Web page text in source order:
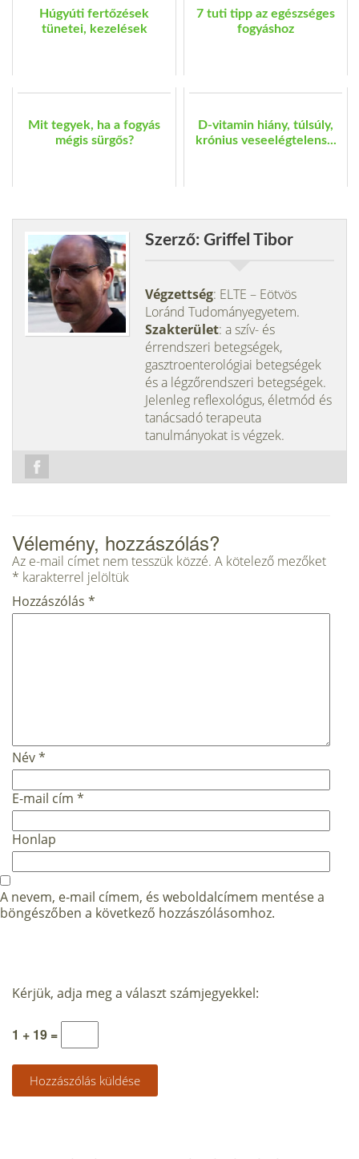
Húgyúti fertőzések
tünetei, kezelések
7 tuti tipp az egészséges
fogyáshoz
Mit tegyek, ha a fogyás
mégis sürgős?
D-vitamin hiány, túlsúly,
krónius veseelégtelens...
Szerző: Griffel Tibor
Végzettség: ELTE – Eötvös
Loránd Tudományegyetem.
Szakterület: a szív- és
érrendszeri betegségek,
gasztroenterológiai betegségek
és a légzőrendszeri betegségek.
Jelenleg reflexológus, életmód és
tanácsadó terapeuta
tanulmányokat is végzek.
Vélemény, hozzászólás?
Az e-mail címet nem tesszük közzé. A kötelező mezőket
* karakterrel jelöltük
Hozzászólás *
Név*
E-mail cím *
Honlap
A nevem, e-mail címem, és weboldalcímem mentése a
böngészőben a következő hozzászólásomhoz.
Kérjük, adja meg a választ számjegyekkel:
1 + 19 =